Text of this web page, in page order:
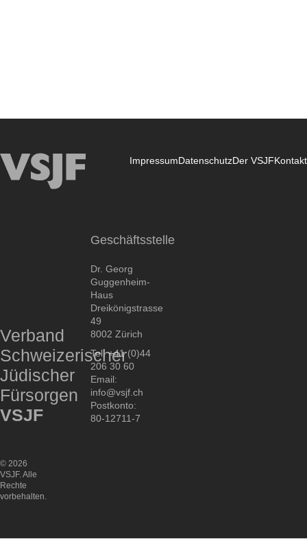
ImpressumDatenschutzDer VSJFKontakt
Verband
Schweizerischer
Jüdischer
Fürsorgen
VSJF
Geschäftsstelle
Dr. Georg
Guggenheim-
Haus
Dreikönigstrasse
49
8002 Zürich
Tel. +41 (0)44
206 30 60
Email:
info@vsjf.ch
Postkonto:
80-12711-7
© 2026
VSJF. Alle
Rechte
vorbehalten.